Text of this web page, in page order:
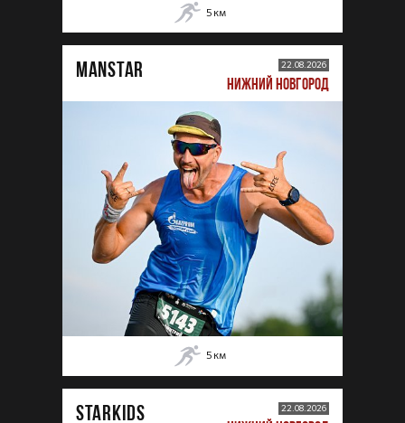
5 км
MANSTAR 22.08.2026
НИЖНИЙ НОВГОРОД
5 км
STARKIDS 22.08.2026